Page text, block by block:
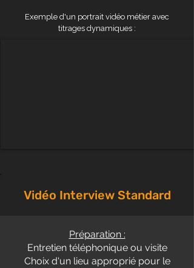
Exemple d'un portrait vidéo métier avec
titrages dynamiques :
Vidéo Interview Standard
Préparation :​
Entretien téléphonique ou visite
Choix d'un lieu approprié pour le